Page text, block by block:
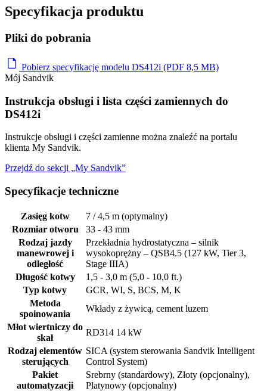
Specyfikacja produktu
Pliki do pobrania
Pobierz specyfikację modelu DS412i (PDF 8,5 MB)
Mój Sandvik
Instrukcja obsługi i lista części zamiennych do
DS412i
Instrukcje obsługi i części zamienne można znaleźć na portalu
klienta My Sandvik.
Przejdź do sekcji „My Sandvik”
Specyfikacje techniczne
Zasięg kotw
7 / 4,5 m (optymalny)
Rozmiar otworu
33 - 43 mm
Rodzaj jazdy
manewrowej i
odległość
Przekładnia hydrostatyczna – silnik
wysokoprężny – QSB4.5 (127 kW, Tier 3,
Stage IIIA)
Długość kotwy
1,5 - 3,0 m (5,0 - 10,0 ft.)
Typ kotwy
GCR, WI, S, BCS, M, K
Metoda
spoinowania
Wkłady z żywicą, cement luzem
Młot wiertniczy do
skał
RD314 14 kW
Rodzaj elementów
sterujących
SICA (system sterowania Sandvik Intelligent
Control System)
Pakiet
automatyzacji
Srebrny (standardowy), Złoty (opcjonalny),
Platynowy (opcjonalny)